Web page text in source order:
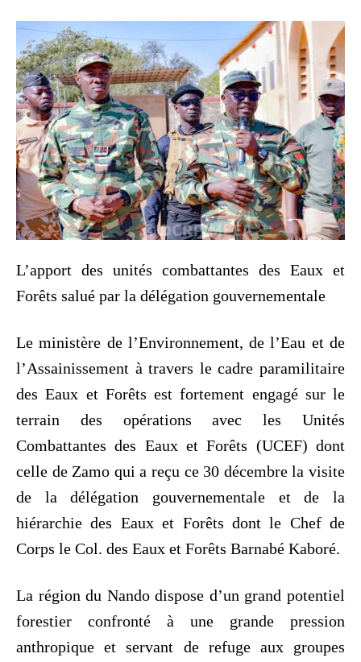
L’apport des unités combattantes des Eaux et
Forêts salué par la délégation gouvernementale
Le ministère de l’Environnement, de l’Eau et de
l’Assainissement à travers le cadre paramilitaire
des Eaux et Forêts est fortement engagé sur le
terrain des opérations avec les Unités
Combattantes des Eaux et Forêts (UCEF) dont
celle de Zamo qui a reçu ce 30 décembre la visite
de la délégation gouvernementale et de la
hiérarchie des Eaux et Forêts dont le Chef de
Corps le Col. des Eaux et Forêts Barnabé Kaboré.
La région du Nando dispose d’un grand potentiel
forestier confronté à une grande pression
anthropique et servant de refuge aux groupes